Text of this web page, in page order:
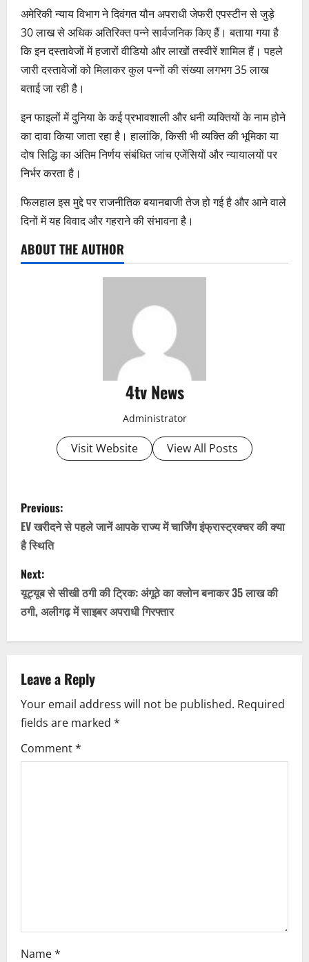
अमेरिकी न्याय विभाग ने दिवंगत यौन अपराधी जेफरी एपस्टीन से जुड़े
30 लाख से अधिक अतिरिक्त पन्ने सार्वजनिक किए हैं। बताया गया है
कि इन दस्तावेजों में हजारों वीडियो और लाखों तस्वीरें शामिल हैं। पहले
जारी दस्तावेजों को मिलाकर कुल पन्नों की संख्या लगभग 35 लाख
बताई जा रही है।
इन फाइलों में दुनिया के कई प्रभावशाली और धनी व्यक्तियों के नाम होने
का दावा किया जाता रहा है। हालांकि, किसी भी व्यक्ति की भूमिका या
दोष सिद्धि का अंतिम निर्णय संबंधित जांच एजेंसियों और न्यायालयों पर
निर्भर करता है।
फिलहाल इस मुद्दे पर राजनीतिक बयानबाजी तेज हो गई है और आने वाले
दिनों में यह विवाद और गहराने की संभावना है।
ABOUT THE AUTHOR
4tv News
Administrator
Visit Website View All Posts
P
o
s
t
n
a
v
i
g
a
Previous:
EV खरीदने से पहले जानें आपके राज्य में चार्जिंग इंफ्रास्ट्रक्चर की क्या
है स्थिति
Next:
यूट्यूब से सीखी ठगी की ट्रिक: अंगूठे का क्लोन बनाकर 35 लाख की
ठगी, अलीगढ़ में साइबर अपराधी गिरफ्तार
Leave a Reply
Your email address will not be published. Required
fields are marked *
Comment*
Name*